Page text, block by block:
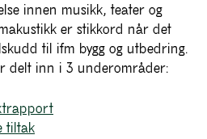
innen musikk, teater og
er stikkord når det
til ifm bygg og utbedring.
delt inn i 3 underområder:
tiltak